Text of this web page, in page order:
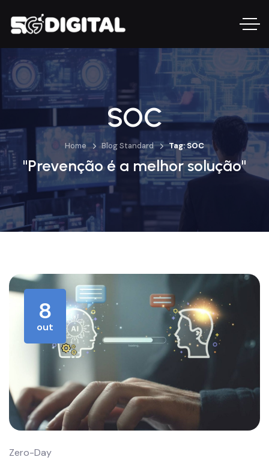
SOC
Home Blog Standard Tag: SOC
"Prevenção é a melhor solução"
8
out
Zero-Day